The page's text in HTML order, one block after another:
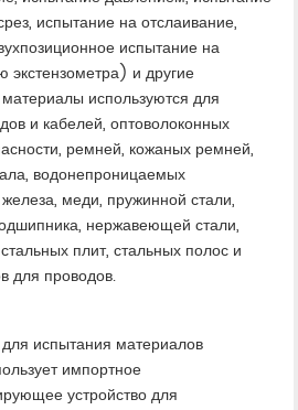
испытание на отслаивание,
испытание на
и другие
используются для
и кабелей, оптоволоконных
ремней, кожаных ремней,
водонепроницаемых
меди, пружинной стали,
нержавеющей стали,
плит, стальных полос и
для проводов.
испытания материалов
импортное
устройство для